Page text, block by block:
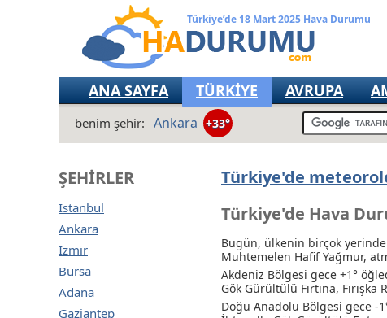
Türkiye’de 18 Mart 2025 Hava Durumu
ANA SAYFA TÜRKİYE AVRUPA
benim şehir: Ankara +33°
ŞEHIRLER
Istanbul
Ankara
Izmir
Bursa
Adana
Gaziantep
Türkiye'de
Türkiye'de Hava
Bugün, ülkenin birçok yerinde
Muhtemelen Hafif Yağmur,
Akdeniz Bölgesi gece +1°
Gök Gürültülü Fırtına,
Doğu Anadolu Bölgesi gece -